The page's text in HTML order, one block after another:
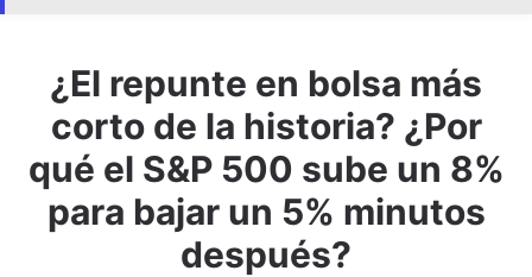
¿El repunte en bolsa más
corto de la historia? ¿Por
qué el S&P 500 sube un 8%
para bajar un 5% minutos
después?